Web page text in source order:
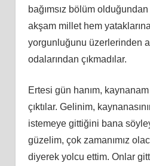
bağımsız bölüm
akşam millet hem
yorgunluğunu üzerlerinden
odalarından çıkmadılar.
Ertesi gün hanım,
çıktılar. Gelinim,
istemeye gittiğini bana
güzelim, çok zamanımız
diyerek yolcu ettim. Onlar